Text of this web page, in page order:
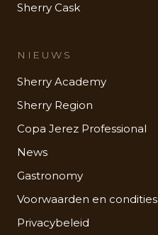
Sherry Cask
NIEUWS
Sherry Academy
Sherry Region
Copa Jerez Professional
News
Gastronomy
Voorwaarden en condities
Privacybeleid